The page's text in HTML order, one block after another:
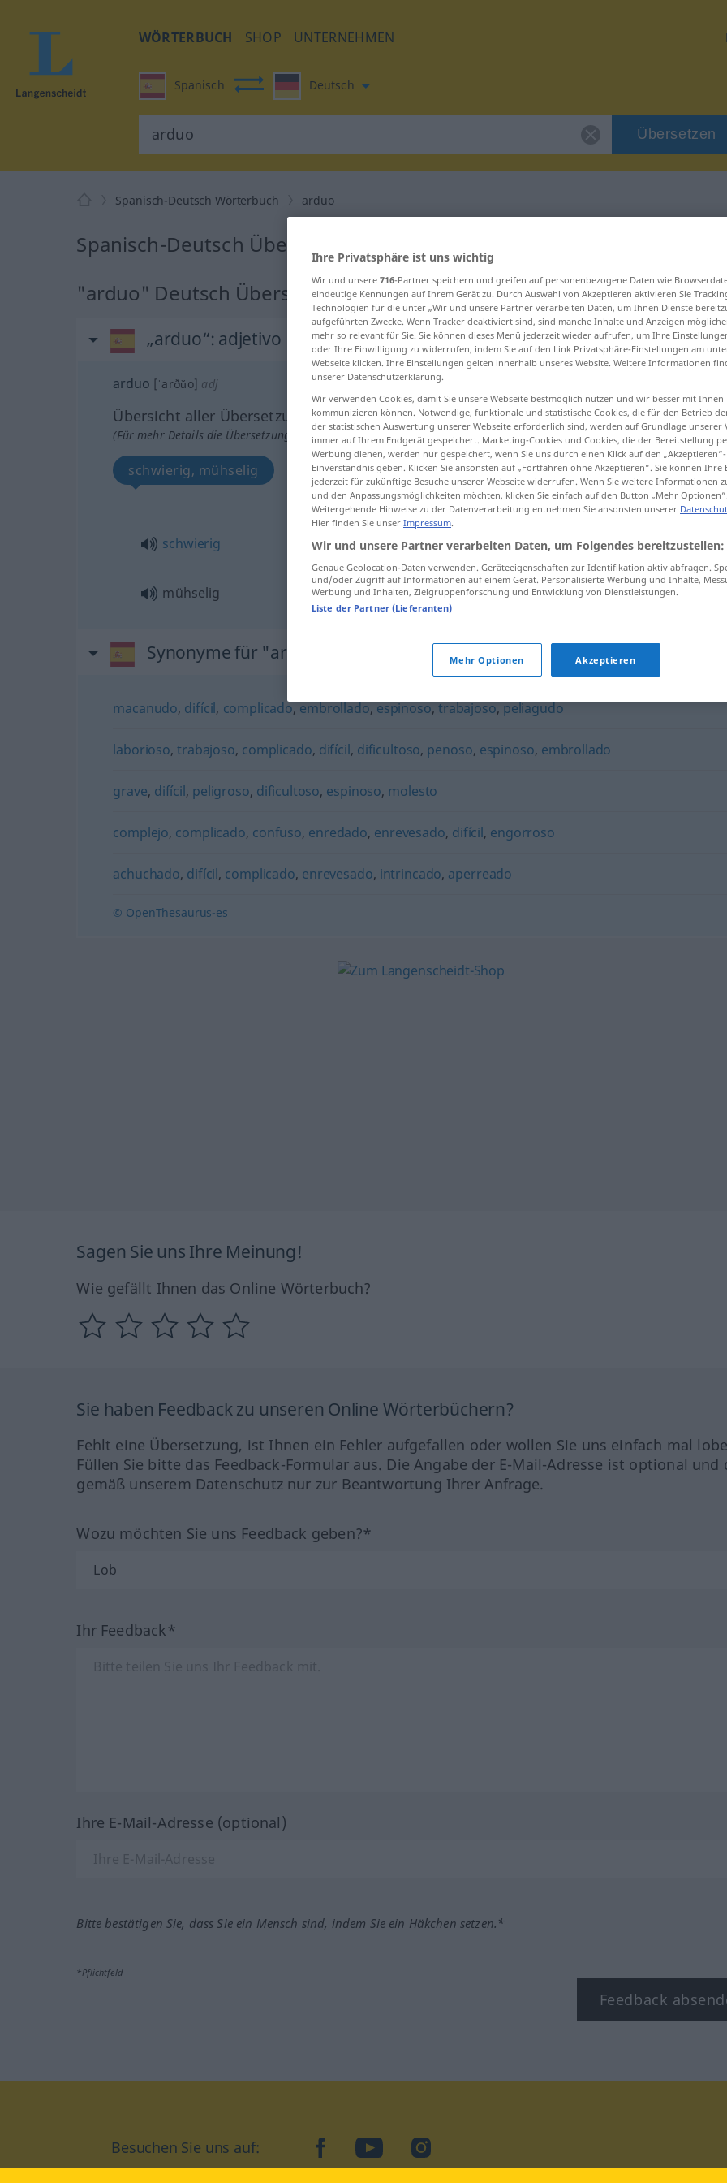
WÖRTERBUCH SHOP UNTERNEHMEN
Spanisch Deutsch
Übersetzen
Spanisch-Deutsch Wörterbuch arduo
Spanisch-Deutsch Übersetzung für "arduo"
"arduo" Deutsch Übersetzung
„arduo“: adjetivo
arduo [ˈarðŭo] adj
Übersicht aller Übersetzungen
(Für mehr Details die Übersetzung anklicken/antippen)
schwierig, mühselig
schwierig arduo(≈ difícil)
mühselig arduo(≈ duro)
Synonyme für "arduo"
macanudo, difícil, complicado, embrollado, espinoso, trabajoso, peliagudo
laborioso,trabajoso, complicado, difícil, dificultoso, penoso, espinoso, embrollado
grave, difícil, peligroso, dificultoso, espinoso, molesto
complejo, complicado, confuso, enredado, enrevesado, difícil, engorroso
achuchado, difícil, complicado, enrevesado, intrincado, aperreado
© OpenThesaurus-es
Sagen Sie uns Ihre Meinung!
Wie gefällt Ihnen das Online Wörterbuch?
Sie haben Feedback zu unseren Online Wörterbüchern?
Fehlt eine Übersetzung, ist Ihnen ein Fehler aufgefallen oder wollen Sie uns einfach mal
Füllen Sie bitte das Feedback-Formular aus. Die Angabe der E-Mail-Adresse ist optional und
gemäß unserem Datenschutz nur zur Beantwortung Ihrer Anfrage.
Wozu möchten Sie uns Feedback geben?*
Ihr Feedback*
Ihre E-Mail-Adresse (optional)
Bitte bestätigen Sie, dass Sie ein Mensch sind, indem Sie ein Häkchen setzen.*
*Pflichtfeld
Feedback
Besuchen Sie uns auf: facebookYouTubeInstagram
Ihre Privatsphäre ist uns wichtig
Wir und unsere 716-Partner speichern und greifen auf personenbezogene Daten wie
eindeutige Kennungen auf Ihrem Gerät zu. Durch Auswahl von Akzeptieren aktivieren Sie
Technologien für die unter „Wir und unsere Partner verarbeiten Daten, um Ihnen Dienste
aufgeführten Zwecke. Wenn Tracker deaktiviert sind, sind manche Inhalte und Anzeigen
mehr so relevant für Sie. Sie können dieses Menü jederzeit wieder aufrufen, um Ihre
oder Ihre Einwilligung zu widerrufen, indem Sie auf den Link Privatsphäre-Einstellungen am
Webseite klicken. Ihre Einstellungen gelten innerhalb unseres Website. Weitere Informationen
unserer Datenschutzerklärung.
Wir verwenden Cookies, damit Sie unsere Webseite bestmöglich nutzen und wir besser mit Ihnen
kommunizieren können. Notwendige, funktionale und statistische Cookies, die für den Betrieb
der statistischen Auswertung unserer Webseite erforderlich sind, werden auf Grundlage unserer
immer auf Ihrem Endgerät gespeichert. Marketing-Cookies und Cookies, die der Bereitstellung
Werbung dienen, werden nur gespeichert, wenn Sie uns durch einen Klick auf den
Einverständnis geben. Klicken Sie ansonsten auf „Fortfahren ohne Akzeptieren“. Sie können
jederzeit für zukünftige Besuche unserer Webseite widerrufen. Wenn Sie weitere Informationen
und den Anpassungsmöglichkeiten möchten, klicken Sie einfach auf den Button „Mehr
Weitergehende Hinweise zu der Datenverarbeitung entnehmen Sie ansonsten unserer
Hier finden Sie unser Impressum.
Wir und unsere Partner verarbeiten Daten, um Folgendes bereitzustellen:
Genaue Geolocation-Daten verwenden. Geräteeigenschaften zur Identifikation aktiv abfragen.
und/oder Zugriff auf Informationen auf einem Gerät. Personalisierte Werbung und Inhalte,
Werbung und Inhalten, Zielgruppenforschung und Entwicklung von Dienstleistungen.
Liste der Partner (Lieferanten)
Mehr Optionen Akzeptieren